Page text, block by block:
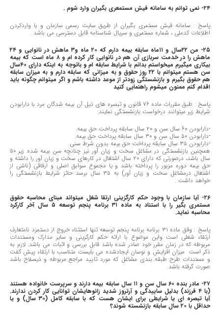
٢٤- نمی توانم به سامانه فیش مستمعری بگیران وارد شوم .
پاسخ : سامانه فیش مستمری بگیران از طریق سایت رسمی سازمان و با واردکردن
اطلاعات کدملی ، شماره مستمری و سریال شناسنامه قابل دسترسی می باشد .
٢٥- من ٢٢سال و ١١ماه سابقه بیمه دارم که ٢٠ ماه و٣ ماهش در نانوایی و ٢٤
ماهش را در خدمت سربازی آن هم در نانوایی کار کرده ام و ٨ ماه است که بیمه
بیکاری میگیرم میخواستم بدانم با شرایط سابقه ام و باتوجه به اینکه دارای ٤٠سال
سن هستم میتوانم با ٢٢ روز حقوق و به میزانی که سابقه دارم و به میزان سابقه
هم حقوق بگیرم و بازنشستگی زودتر از موعد داشته باشم و اگر میتوانم چگونه باید
اقدام کنم ممنون میشوم راهنمایی کنید
پاسخ : طبق مقررات ماده ٧٦ قانون و تبصره های ذیل آن بیمه شدگان مرد با دارابودن
شرایط زیر میتوانند درخواست بازنشستگی نمایند:
-دارابودن ٦٠ سال سن و ٢٠ سال سابقه پرداخت حق بیمه.
-دارابودن ٥٠ سال سن و ٣٠ سال سابقه پرداخت حق بیمه.
-دارابودن ٣٥ سال سابقه پرداخت حق بیمه بدون شرط سنی.
همچنین بازنشستگی در مشاغل سخت و زیان آور نیز چنانچه سن بیمه شده زیر ٥٠
سال باشد، درصورتی که دارای ٢٠ سال اشتغال در کارهای سخت و زیان آور را داشته و
حق بیمه دوره مزبور را پرداخته باشد و یا مجموع سوابق اصلی و ارفاقی (ناشی از
اشتغال درمشاغل سخت و زیان آور) به ٣٥ سال برسد حائز شرایط بازنشستگی را
خواهد داشت .
٢٦- آیا سازمان با وجود حکم کارگزینی ارتقا شغل میتواند مبنای محاسبه حقوق
مستمری بگیر را با استناد به ماده ٣١ برنامه پنجم توسعه ٥ سال آخر کارکرد
محاسبه نماید.
پاسخ : وفق ماده ٣١ برنامه برنامه پنجم توسعه تنها استثناء خروج از دستمزد نامتعارف
ارتقاء شغلی است واین موضوع با ارائه حکم کارگزینی و سایر مدارک ومستندات
مربوطه که در زمان مقرر خود صادر شده باشد قابل بررسی و اثبات می باشد. لازم به
ذکر است میزان افزایش و نوسان ایجادشده می بایست متناسب با ارتقاء پیش گفت
و مستندات طرح طبقه بندی مشاغل که مورد تایید مراجع مربوطه و ذیصلاح باشد
صورت گرفته باشد.
٢٧- مادر بنده ٦٠ سال سن و ١١ سال سابقه بیمه دارند و سرپرست خانواده هستند
(با ٤ فرزند) بدلیل ساییدگی و آرتروز شدید زانوهایشان توانایی کار کردن ندارند.
آیا تبصره ای یا شرایطی برای ایشان هست که با سابقه کامل (٣٠ سال) و یا
حداقل با ٢٠ سال سابقه بازنشسته شوند؟